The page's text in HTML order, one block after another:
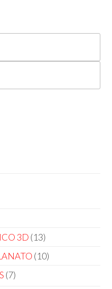
3D 1313
products
1010
77